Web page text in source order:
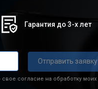
Гарантия до 3-х лет
Отправить заявку
согласие на обработку моих